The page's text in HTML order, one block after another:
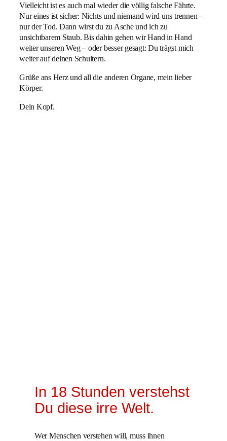
Vielleicht ist es auch mal wieder die völlig falsche Fährte.
Nur eines ist sicher: Nichts und niemand wird uns trennen –
nur der Tod. Dann wirst du zu Asche und ich zu
unsichtbarem Staub. Bis dahin gehen wir Hand in Hand
weiter unseren Weg – oder besser gesagt: Du trägst mich
weiter auf deinen Schultern.
Grüße ans Herz und all die anderen Organe, mein lieber
Körper.
Dein Kopf.
In 18 Stunden verstehst
Du diese irre Welt.
Wer Menschen verstehen will, muss ihnen